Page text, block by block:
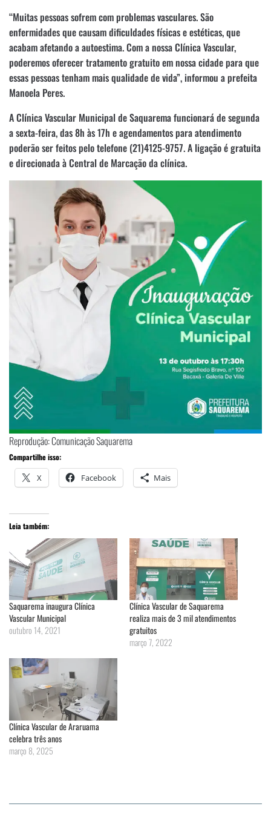
“Muitas pessoas sofrem com problemas vasculares. São
enfermidades que causam dificuldades físicas e estéticas, que
acabam afetando a autoestima. Com a nossa Clínica Vascular,
poderemos oferecer tratamento gratuito em nossa cidade para que
essas pessoas tenham mais qualidade de vida”, informou a prefeita
Manoela Peres.
A Clínica Vascular Municipal de Saquarema funcionará de segunda
a sexta-feira, das 8h às 17h e agendamentos para atendimento
poderão ser feitos pelo telefone (21)4125-9757. A ligação é gratuita
e direcionada à Central de Marcação da clínica.
Reprodução: Comunicação Saquarema
Compartilhe isso:
X Facebook Mais
Leia também:
Saquarema inaugura Clínica
Vascular Municipal
outubro 14, 2021
Clínica Vascular de Saquarema
realiza mais de 3 mil atendimentos
gratuitos
março 7, 2022
Clínica Vascular de Araruama
celebra três anos
março 8, 2025